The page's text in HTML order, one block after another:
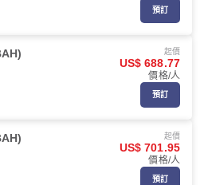
預訂
起價
US$ 688.77
價格/人
預訂
起價
US$ 701.95
價格/人
預訂